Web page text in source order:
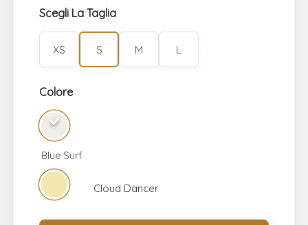
Scegli La Taglia
XS S M L
Colore
Blue Surf
Cloud Dancer